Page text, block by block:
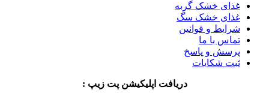
غذای خشک گربه
غذای خشک سگ
شرایط و قوانین
تماس با ما
پرسش و پاسخ
ثبت شکایات
دریافت اپلیکیشن پت زیپ :